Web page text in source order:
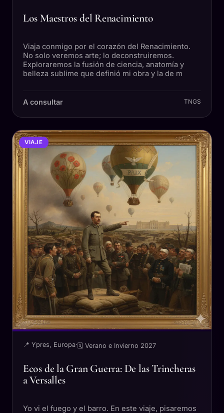
Los Maestros del Renacimiento
Viaja conmigo por el corazón del Renacimiento.
No solo veremos arte; lo deconstruiremos.
Exploraremos la fusión de ciencia, anatomía y
belleza sublime que definió mi obra y la de m
A consultar TNGS
VIAJE
📍 Ypres, Europa· 🗓 Verano e Invierno 2027
Ecos de la Gran Guerra: De las Trincheras
a Versalles
Yo vi el fuego y el barro. En este viaje, pisaremos